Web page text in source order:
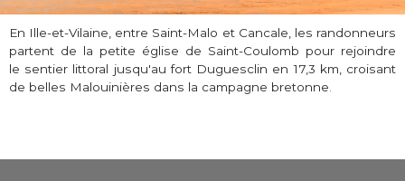
En Ille-et-Vilaine, entre Saint-Malo et Cancale, les randonneurs
partent de la petite église de Saint-Coulomb pour rejoindre
le sentier littoral jusqu'au fort Duguesclin en 17,3 km, croisant
de belles Malouinières dans la campagne bretonne.